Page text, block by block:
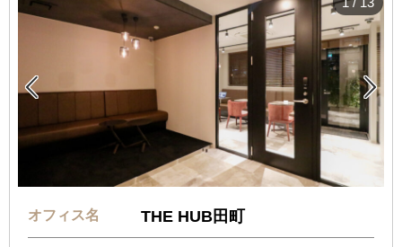
 
オフィス名 THE HUB田町